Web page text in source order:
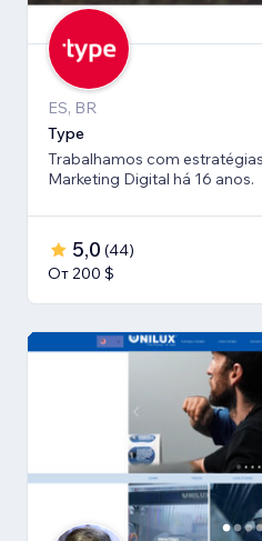
ES, BR
Type
Trabalhamos com
Marketing Digital há 16 anos.
5,0 (44)
От 200 $